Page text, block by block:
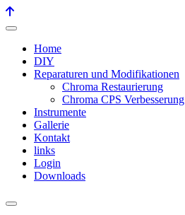
Home
DIY
Reparaturen und Modifikationen
Chroma Restaurierung
Chroma CPS Verbesserung
Instrumente
Gallerie
Kontakt
links
Login
Downloads